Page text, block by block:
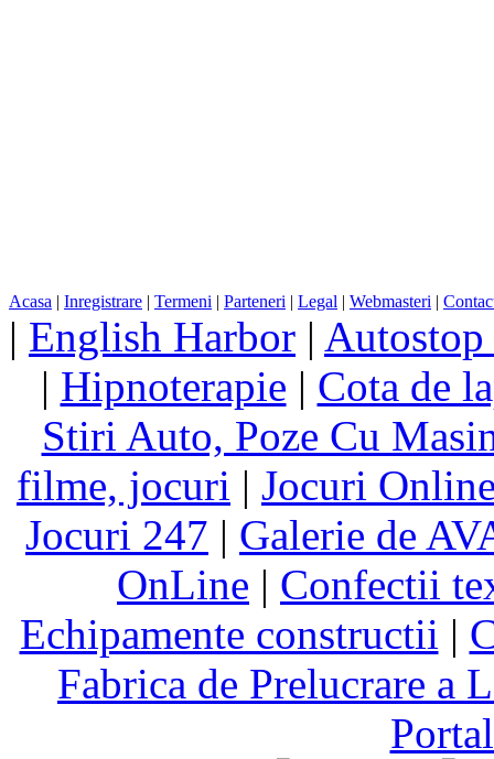
Acasa | Inregistrare | Termeni | Parteneri | Legal | Webmasteri |
| English Harbor |
| Hipnoterapie | Cota de
Stiri Auto, Poze Cu
filme, jocuri | Jocuri
Jocuri 247 | Galerie de
OnLine | Confectii
Echipamente constructii |
Fabrica de Prelucrare a